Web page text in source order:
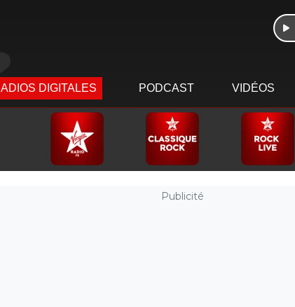
DIGITALES PODCAST VIDÉOS
Publicité